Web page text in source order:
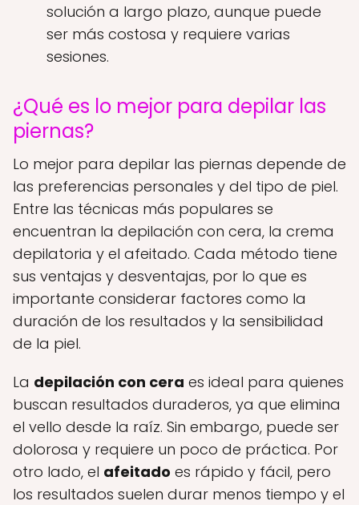
solución a largo plazo, aunque puede
ser más costosa y requiere varias
sesiones.
¿Qué es lo mejor para depilar las
piernas?
Lo mejor para depilar las piernas depende de
las preferencias personales y del tipo de piel.
Entre las técnicas más populares se
encuentran la depilación con cera, la crema
depilatoria y el afeitado. Cada método tiene
sus ventajas y desventajas, por lo que es
importante considerar factores como la
duración de los resultados y la sensibilidad
de la piel.
La depilación con cera es ideal para quienes
buscan resultados duraderos, ya que elimina
el vello desde la raíz. Sin embargo, puede ser
dolorosa y requiere un poco de práctica. Por
otro lado, el afeitado es rápido y fácil, pero
los resultados suelen durar menos tiempo y el